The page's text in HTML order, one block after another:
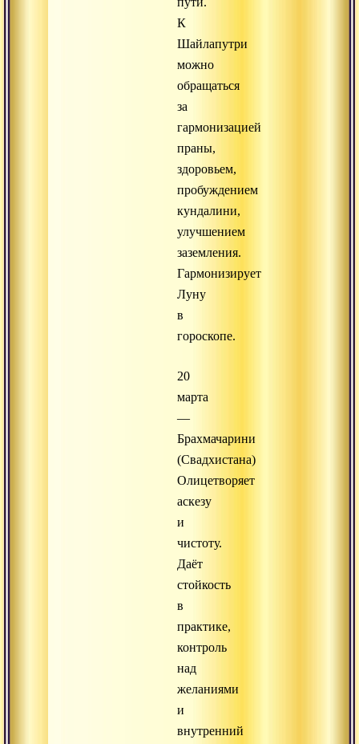
К
Шайлапутри
можно
обращаться
за
гармонизацией
праны,
здоровьем,
пробуждением
кундалини,
улучшением
заземления.
Гармонизирует
Луну
в
гороскопе.
20
марта
—
Брахмачарини
(Свадхистана)
Олицетворяет
аскезу
и
чистоту.
Даёт
стойкость
в
практике,
контроль
над
желаниями
и
внутренний